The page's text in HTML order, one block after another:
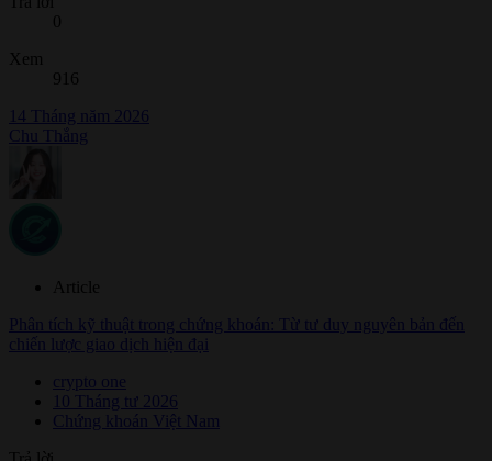
0
Xem
916
14 Tháng năm 2026
Chu Thắng
Article
Phân tích kỹ thuật trong chứng khoán: Từ tư duy nguyên bản đến
chiến lược giao dịch hiện đại
crypto one
10 Tháng tư 2026
Chứng khoán Việt Nam